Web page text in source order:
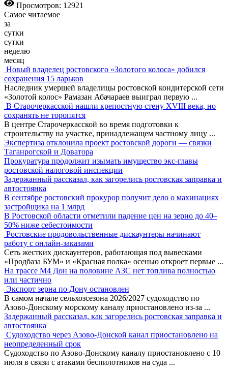
Просмотров: 12921
Самое читаемое
за
сутки
сутки
неделю
месяц
Новый владелец ростовского «Золотого колоса» добился
сохранения 15 ларьков
Наследник умершей владелицы ростовской кондитерской сети
«Золотой колос» Рамазан Абачараев выиграл первую ...
В Старочеркасской нашли крепостную стену XVIII века, но
сохранять не торопятся
В центре Старочеркасской во время подготовки к
строительству на участке, принадлежащем частному лицу ...
Экспертиза отклонила проект ростовской дороги — связки
Таганрогской и Доватора
Прокуратура продолжит изымать имущество экс-главы
ростовской налоговой инспекции
Задержанный рассказал, как загорелись ростовская заправка и
автостоянка
В сентябре ростовский прокурор получит дело о махинациях
застройщика на 1 млрд
В Ростовской области отметили падение цен на зерно до 40–
50% ниже себестоимости
Ростовские продовольственные дискаунтеры начинают
работу с онлайн-заказами
Сеть жестких дискаунтеров, работающая под вывесками
«Продбаза БУМ» и «Красная полка» осенью откроет первые ...
На трассе М4 Дон на половине АЗС нет топлива полностью
или частично
Экспорт зерна по Дону остановлен
В самом начале сельхозсезона 2026/2027 судоходство по
Азово-Донскому морскому каналу приостановлено из-за ...
Задержанный рассказал, как загорелись ростовская заправка и
автостоянка
Судоходство через Азово-Донской канал приостановлено на
неопределенный срок
Судоходство по Азово-Донскому каналу приостановлено с 10
июля в связи с атаками беспилотников на суда ...